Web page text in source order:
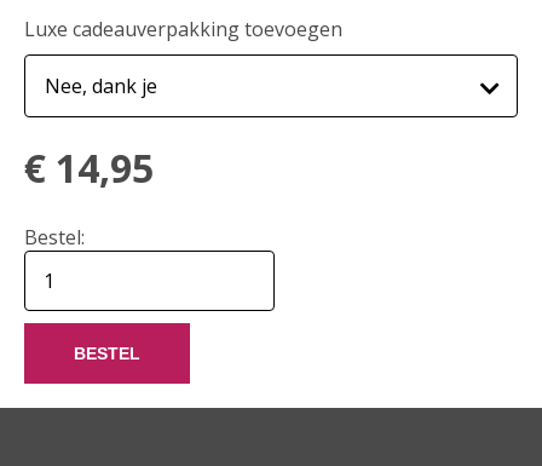
Luxe cadeauverpakking toevoegen
€ 14,95
Bestel:
BESTEL